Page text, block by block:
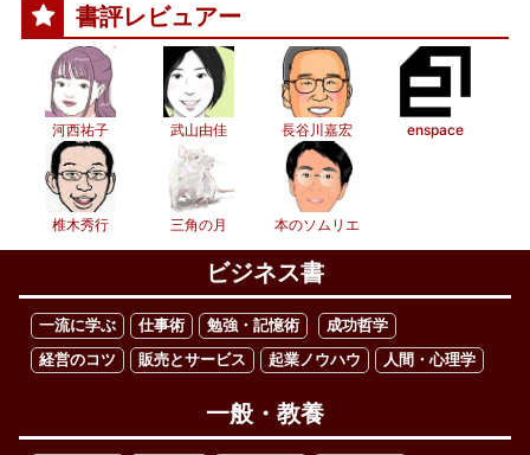
書評レビュアー
河西祐子 武山由佳 長谷川嘉宏 enspace
椎木秀行 三角の月 本のソムリエ
ビジネス書
一流に学ぶ 仕事術 勉強・記憶術
成功哲学
経営のコツ
販売とサービス 起業ノウハウ 人間・心理学
一般・教養